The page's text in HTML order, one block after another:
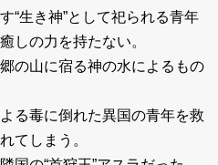
“生き神”として祀られる青年
しの力を持たない。
の山に宿る神の水によるもの
る毒に倒れた異国の青年を救
てしまう。